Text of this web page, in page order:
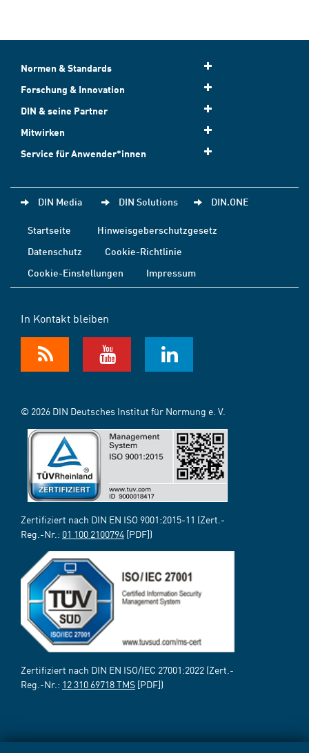
Normen & Standards
Forschung & Innovation
DIN & seine Partner
Mitwirken
Service für Anwender*innen
DIN Media DIN Solutions DIN.ONE
Startseite
Hinweisgeberschutzgesetz
Datenschutz
Cookie-Richtlinie
Cookie-Einstellungen
Impressum
In Kontakt bleiben
© 2026 DIN Deutsches Institut für Normung e. V.
Zertifiziert nach DIN EN ISO 9001:2015-11 (Zert.-
Reg.-Nr.: 01 100 2100794 [PDF])
Zertifiziert nach DIN EN ISO/IEC 27001:2022 (Zert.-
Reg.-Nr.: 12 310 69718 TMS [PDF])